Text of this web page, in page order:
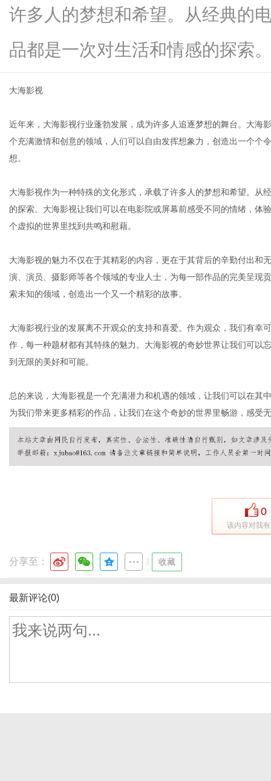
许多人的梦想和希望。从经典的
品都是一次对生活和情感的探索
大海影视
近年来，大海影视行业蓬勃发展，成为许多人追逐梦想的舞台。大海
个充满激情和创意的领域，人们可以自由发挥想象力，创造出一个个
想。
大海影视作为一种特殊的文化形式，承载了许多人的梦想和希望。从
的探索。大海影视让我们可以在电影院或屏幕前感受不同的情绪，体
个虚拟的世界里找到共鸣和慰藉。
大海影视的魅力不仅在于其精彩的内容，更在于其背后的辛勤付出和
演、演员、摄影师等各个领域的专业人士，为每一部作品的完美呈现
索未知的领域，创造出一个又一个精彩的故事。
大海影视行业的发展离不开观众的支持和喜爱。作为观众，我们有幸
作，每一种题材都有其特殊的魅力。大海影视的奇妙世界让我们可以
到无限的美好和可能。
总的来说，大海影视是一个充满潜力和机遇的领域，让我们可以在其
为我们带来更多精彩的作品，让我们在这个奇妙的世界里畅游，感受
0
该内容对我
分享至： 收藏
最新评论(0)